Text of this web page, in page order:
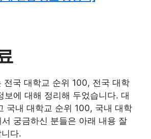
전국 대학교 순위 100, 전국 대학
보에 대해 정리해 두었습니다. 대
국내 대학교 순위 100, 국내 대학
궁금하신 분들은 아래 내용 잘
다.